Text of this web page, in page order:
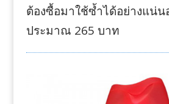
ต้องซื้อมาใช้ซ้ำได้อย่างแน่
ประมาณ 265 บาท